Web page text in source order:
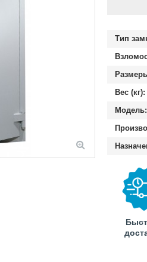
Тип
Вес (кг):
Модель: